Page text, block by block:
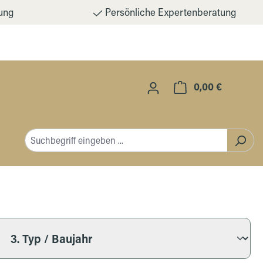
Persönliche Expertenberatung
0,00 €